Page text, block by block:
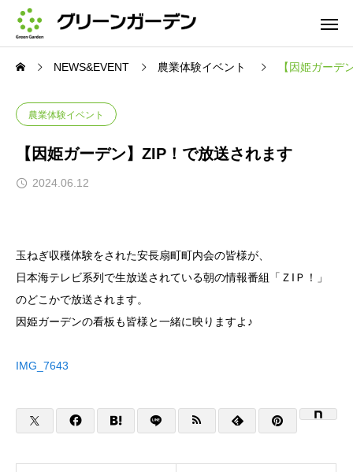
NEWS&EVENT 農業体験イベント 【因姫ガーデ
農業体験イベント
【因姫ガーデン】ZIP！で放送されます
2024.06.12
玉ねぎ収穫体験をされた安長扇町町内会の皆様が、
日本海テレビ系列で生放送されている朝の情報番組「ＺIＰ！」
のどこかで放送されます。
因姫ガーデンの看板も皆様と一緒に映りますよ♪
IMG_7643